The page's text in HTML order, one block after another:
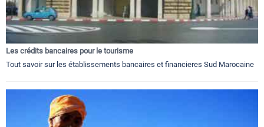
Les crédits bancaires pour le tourisme
Tout savoir sur les établissements bancaires et financieres Sud Marocaine